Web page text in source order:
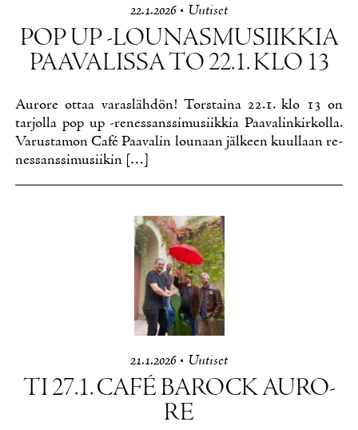
22.1.2026• Uu­ti­set
POP UP -LOU­NAS­MUSIIK­KIA
PAA­VA­LIS­SA TO 22.1. KLO 13
Au­ro­re ot­taa va­ras­läh­dön! Tors­tai­na 22.1. klo 13 on
tar­jol­la pop up -re­nes­sans­si­musiik­kia Paa­va­lin­kir­kol­la.
Va­rus­ta­mon Café Paa­va­lin lou­naan jäl­keen kuul­laan re­
nes­sans­si­musii­kin […]
21.1.2026• Uu­ti­set
TI 27.1. CAFÉ BA­ROCK AU­RO­
RE